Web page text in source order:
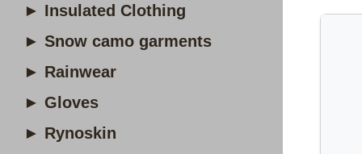
► Insulated Clothing
► Snow camo garments
► Rainwear
► Gloves
► Rynoskin